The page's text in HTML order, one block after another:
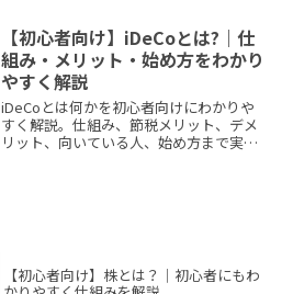
【初心者向け】iDeCoとは?｜仕
組み・メリット・始め方をわかり
やすく解説
iDeCoとは何かを初心者向けにわかりや
すく解説。仕組み、節税メリット、デメ
リット、向いている人、始め方まで実用
【初心者向け】株とは？｜初心者にもわ